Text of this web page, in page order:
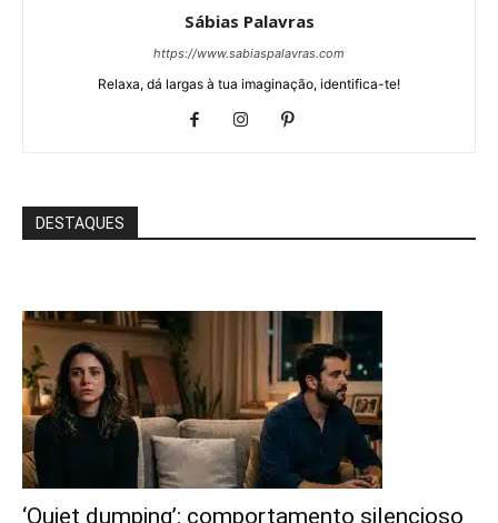
Sábias Palavras
https://www.sabiaspalavras.com
Relaxa, dá largas à tua imaginação, identifica-te!
DESTAQUES
‘Quiet dumping’: comportamento silencioso